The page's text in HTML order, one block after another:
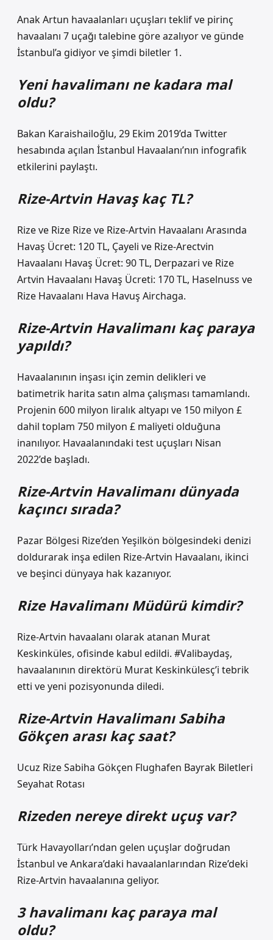
Anak Artun havaalanları uçuşları teklif ve pirinç
havaalanı 7 uçağı talebine göre azalıyor ve günde
İstanbul’a gidiyor ve şimdi biletler 1.
Yeni havalimanı ne kadara mal
oldu?
Bakan Karaishailoğlu, 29 Ekim 2019’da Twitter
hesabında açılan İstanbul Havaalanı’nın infografik
etkilerini paylaştı.
Rize-Artvin Havaş kaç TL?
Rize ve Rize Rize ve Rize-Artvin Havaalanı Arasında
Havaş Ücret: 120 TL, Çayeli ve Rize-Arectvin
Havaalanı Havaş Ücret: 90 TL, Derpazari ve Rize
Artvin Havaalanı Havaş Ücreti: 170 TL, Haselnuss ve
Rize Havaalanı Hava Havuş Airchaga.
Rize-Artvin Havalimanı kaç paraya
yapıldı?
Havaalanının inşası için zemin delikleri ve
batimetrik harita satın alma çalışması tamamlandı.
Projenin 600 milyon liralık altyapı ve 150 milyon £
dahil toplam 750 milyon £ maliyeti olduğuna
inanılıyor. Havaalanındaki test uçuşları Nisan
2022’de başladı.
Rize-Artvin Havalimanı dünyada
kaçıncı sırada?
Pazar Bölgesi Rize’den Yeşilkön bölgesindeki denizi
doldurarak inşa edilen Rize-Artvin Havaalanı, ikinci
ve beşinci dünyaya hak kazanıyor.
Rize Havalimanı Müdürü kimdir?
Rize-Artvin havaalanı olarak atanan Murat
Keskinküles, ofisinde kabul edildi. #Valibaydaş,
havaalanının direktörü Murat Keskinkülesç’i tebrik
etti ve yeni pozisyonunda diledi.
Rize-Artvin Havalimanı Sabiha
Gökçen arası kaç saat?
Ucuz Rize Sabiha Gökçen Flughafen Bayrak Biletleri
Seyahat Rotası
Rizeden nereye direkt uçuş var?
Türk Havayolları’ndan gelen uçuşlar doğrudan
İstanbul ve Ankara’daki havaalanlarından Rize’deki
Rize-Artvin havaalanına geliyor.
3 havalimanı kaç paraya mal
oldu?